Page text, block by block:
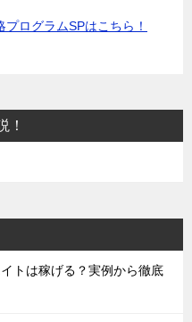
ログラムSPはこちら！
！
トは稼げる？実例から徹底